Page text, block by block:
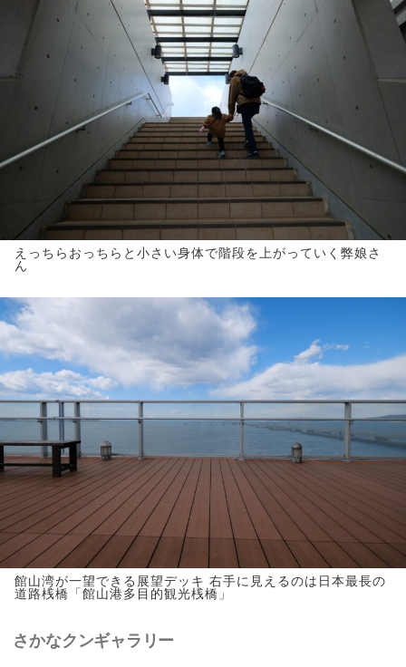
えっちらおっちらと小さい身体で階段を上がっていく弊娘さ
ん
館山湾が一望できる展望デッキ 右手に見えるのは日本最長の
道路桟橋「館山港多目的観光桟橋」
さかなクンギャラリー